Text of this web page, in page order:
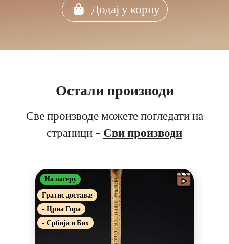
Додај у корпу
Остали производи
Све производе можете погледати на
страници - Сви производи
На лагеру
Гратис достава:
- Црна Гора
- Србија и Бих